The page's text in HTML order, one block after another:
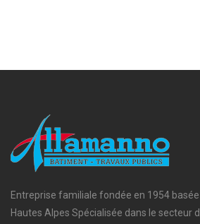
Entreprise familiale fondée en 1954
Hautes Alpes Spécialisée dans le secteur